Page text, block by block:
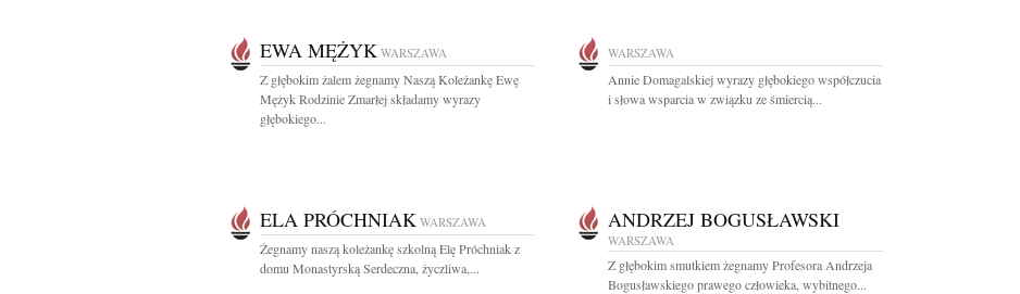
EWA MĘŻYK WARSZAWA
Z głębokim żalem żegnamy Naszą Koleżankę Ewę
Mężyk Rodzinie Zmarłej składamy wyrazy
głębokiego...
WARSZAWA
Annie Domagalskiej wyrazy głębokiego współczucia
i słowa wsparcia w związku ze śmiercią...
ELA PRÓCHNIAK WARSZAWA
Żegnamy naszą koleżankę szkolną Elę Próchniak z
domu Monastyrską Serdeczna, życzliwa,...
ANDRZEJ BOGUSŁAWSKI
WARSZAWA
Z głębokim smutkiem żegnamy Profesora Andrzeja
Bogusławskiego prawego człowieka, wybitnego...